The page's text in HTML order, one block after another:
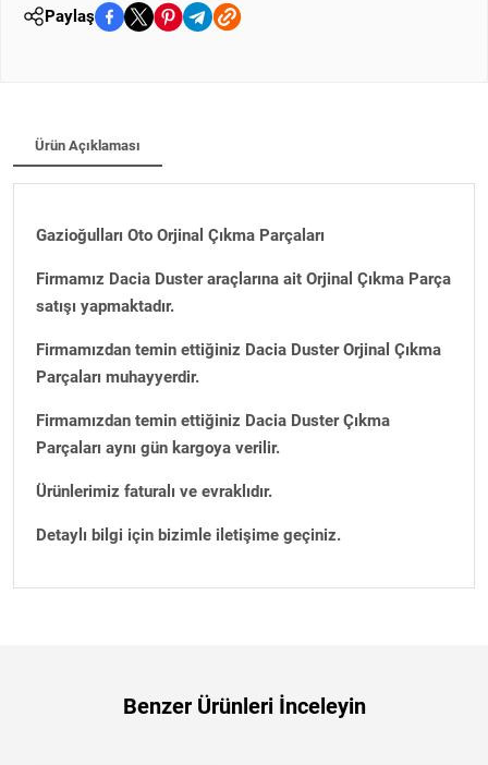
Paylaş
Ürün Açıklaması
Gazioğulları Oto Orjinal Çıkma Parçaları
Firmamız Dacia Duster araçlarına ait Orjinal Çıkma Parça
satışı yapmaktadır.
Firmamızdan temin ettiğiniz Dacia Duster Orjinal Çıkma
Parçaları muhayyerdir.
Firmamızdan temin ettiğiniz Dacia Duster Çıkma
Parçaları aynı gün kargoya verilir.
Ürünlerimiz faturalı ve evraklıdır.
Detaylı bilgi için bizimle iletişime geçiniz.
Benzer Ürünleri İnceleyin